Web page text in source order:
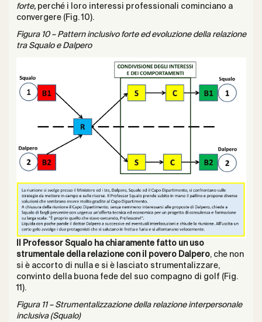
forte, perché i loro interessi professionali cominciano a
convergere (Fig. 10).
Figura 10 – Pattern inclusivo forte ed evoluzione della relazione
tra Squalo e Dalpero
Il Professor Squalo ha chiaramente fatto un uso
strumentale della relazione con il povero Dalpero, che non
si è accorto di nulla e si è lasciato strumentalizzare,
convinto della buona fede del suo compagno di golf (Fig.
11).
Figura 11 – Strumentalizzazione della relazione interpersonale
inclusiva (Squalo)